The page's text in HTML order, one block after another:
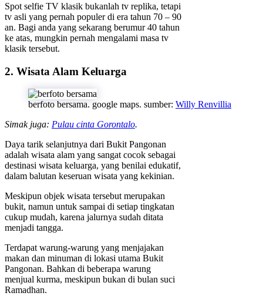
Spot selfie TV klasik bukanlah tv replika, tetapi
tv asli yang pernah populer di era tahun 70 – 90
an. Bagi anda yang sekarang berumur 40 tahun
ke atas, mungkin pernah mengalami masa tv
klasik tersebut.
2. Wisata Alam Keluarga
berfoto bersama. google maps. sumber: Willy Renvillia
Simak juga: Pulau cinta Gorontalo.
Daya tarik selanjutnya dari Bukit Pangonan
adalah wisata alam yang sangat cocok sebagai
destinasi wisata keluarga, yang benilai edukatif,
dalam balutan keseruan wisata yang kekinian.
Meskipun objek wisata tersebut merupakan
bukit, namun untuk sampai di setiap tingkatan
cukup mudah, karena jalurnya sudah ditata
menjadi tangga.
Terdapat warung-warung yang menjajakan
makan dan minuman di lokasi utama Bukit
Pangonan. Bahkan di beberapa warung
menjual kurma, meskipun bukan di bulan suci
Ramadhan.